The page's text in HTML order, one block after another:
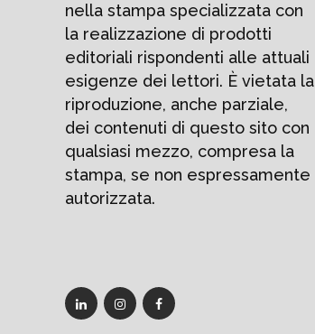
nella stampa specializzata con
la realizzazione di prodotti
editoriali rispondenti alle attuali
esigenze dei lettori. È vietata la
riproduzione, anche parziale,
dei contenuti di questo sito con
qualsiasi mezzo, compresa la
stampa, se non espressamente
autorizzata.